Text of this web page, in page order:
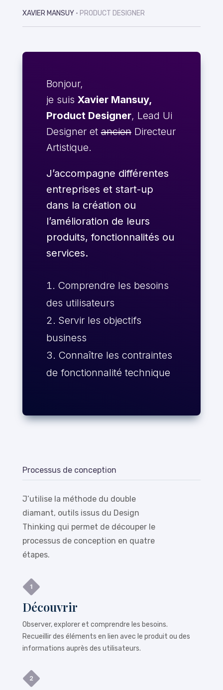
XAVIER MANSUY • PRODUCT DESIGNER
Bonjour,
je suis Xavier Mansuy,
Product Designer, Lead Ui
Designer etancienDirecteur
Artistique.
J’accompagne différentes
entreprises et start-up
dans la création ou
l’amélioration de leurs
produits, fonctionnalités ou
services.
Comprendre les besoins
des utilisateurs
Servir les objectifs
business
Connaître les contraintes
de fonctionnalité technique
Processus de conception
J’utilise la méthode du double
diamant, outils issus du Design
Thinking qui permet de découper le
processus de conception en quatre
étapes.
Découvrir
Observer, explorer et comprendre les besoins.
Recueillir des éléments en lien avec le produit ou des
informations auprès des utilisateurs.